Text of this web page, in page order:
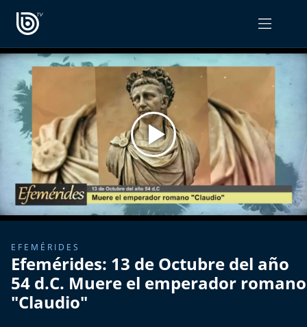
PROGRAMAS
Radiograma
Expreso Bío Bío
Podría Ser Peor
La Entrevista de Tomás Mosciatti
Entrevistas BioBioTV
Comentarios de Tomás Mosciatti
Más de Ti Podcast
OPINIÓN
PODCAST RADIOGRAMA
EFEMÉRIDES
Efemérides: 13 de Octubre del año
54 d.C. Muere el emperador romano
"Claudio"